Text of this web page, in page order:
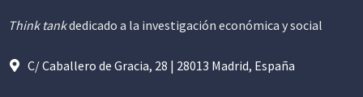
Think tankdedicado a la investigación económica y social
C/ Caballero de Gracia, 28 | 28013 Madrid, España